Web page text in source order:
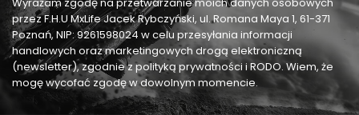
przez F.H.U MxLife Jacek Rybczyński, ul. Romana Maya 1, 61-371
Poznań, NIP: 9261598024 w celu przesyłania informacji
handlowych oraz marketingowych drogą elektroniczną
(newsletter), zgodnie z polityką prywatności i RODO. Wiem, że
mogę wycofać zgodę w dowolnym momencie.